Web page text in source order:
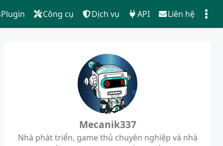
Plugin Công cụ Dịch vụ API Liên hệ
Mecanik337
Nhà phát triển, game thủ chuyên nghiệp và nhà